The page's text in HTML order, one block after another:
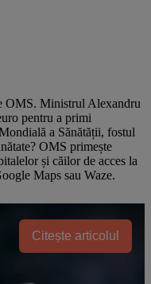
OMS. Ministrul Alexandru
pentru a primi
a Sănătății, fostul
OMS primește
și căilor de acces la
Maps sau Waze.
Citește articolul